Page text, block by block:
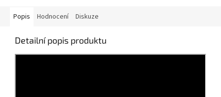
Popis Hodnocení Diskuze
Detailní popis produktu